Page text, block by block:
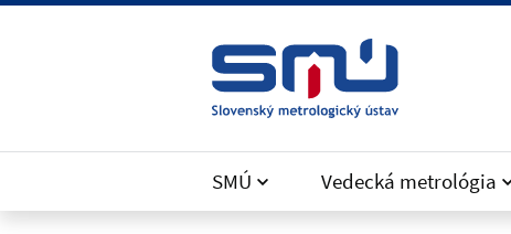
SMÚ Vedecká metrológia